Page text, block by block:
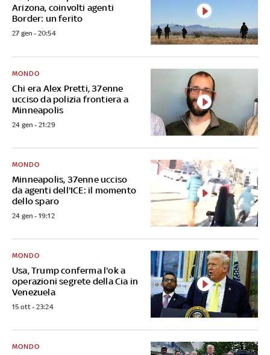
Arizona, coinvolti agenti
Border: un ferito
27 gen - 20:54
Chi era Alex Pretti, 37enne
ucciso da polizia frontiera a
Minneapolis
MONDO
24 gen - 21:29
Minneapolis, 37enne ucciso
da agenti dell'ICE: il momento
dello sparo
MONDO
24 gen - 19:12
Usa, Trump conferma l'ok a
operazioni segrete della Cia in
Venezuela
MONDO
15 ott - 23:24
MONDO